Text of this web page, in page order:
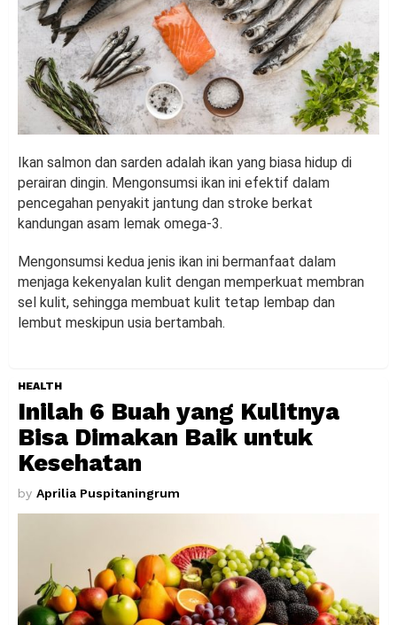
Ikan salmon dan sarden adalah ikan yang biasa hidup di
perairan dingin. Mengonsumsi ikan ini efektif dalam
pencegahan penyakit jantung dan stroke berkat
kandungan asam lemak omega-3.
Mengonsumsi kedua jenis ikan ini bermanfaat dalam
menjaga kekenyalan kulit dengan memperkuat membran
sel kulit, sehingga membuat kulit tetap lembap dan
lembut meskipun usia bertambah.
HEALTH
Inilah 6 Buah yang Kulitnya
Bisa Dimakan Baik untuk
Kesehatan
by Aprilia Puspitaningrum